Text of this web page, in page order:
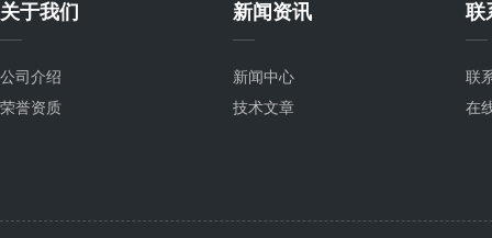
关于我们
公司介绍
荣誉资质
新闻资讯
新闻中心
技术文章
联
联
在